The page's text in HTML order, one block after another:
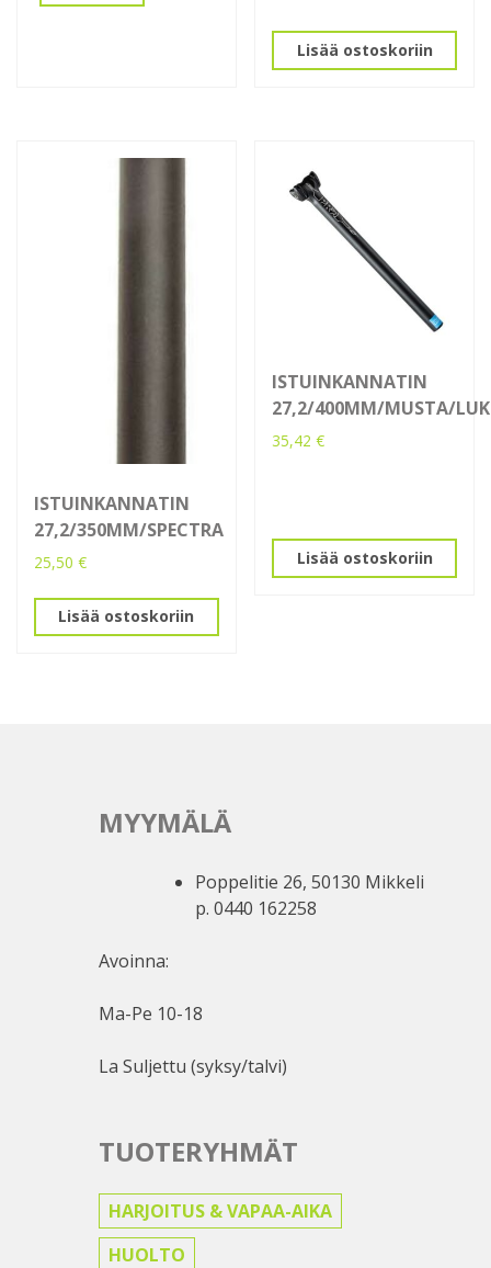
Lisää ostoskoriin
ISTUINKANNATIN
27,2/350MM/SPECTRA
25,50 €
Lisää ostoskoriin
ISTUINKANNATIN
27,2/400MM/MUSTA/
35,42€
Lisää ostoskoriin
MYYMÄLÄ
Poppelitie 26, 50130 Mikkeli
p. 0440 162258
Avoinna:
Ma-Pe 10-18
La Suljettu (syksy/talvi)
TUOTERYHMÄT
HARJOITUS & VAPAA-AIKA
HUOLTO